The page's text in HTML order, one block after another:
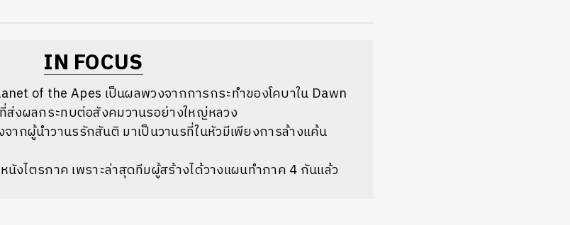
IN FOCUS
of the Apes เป็นผลพวงจากการกระทำของโคบาใน Dawn
งผลกระทบต่อสังคมวานรอย่างใหญ่หลวง
จากผู้นำวานรรักสันติ มาเป็นวานรที่ในหัวมีเพียงการล้างแค้น
นังไตรภาค เพราะล่าสุดทีมผู้สร้างได้วางแผนทำภาค 4 กันแล้ว